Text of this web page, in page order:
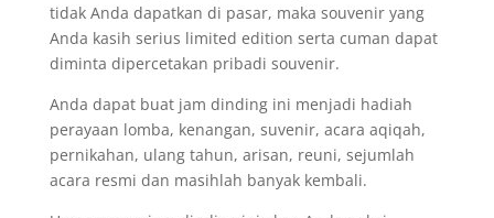
tidak Anda dapatkan di pasar, maka souvenir yang
Anda kasih serius limited edition serta cuman dapat
diminta dipercetakan pribadi souvenir.
Anda dapat buat jam dinding ini menjadi hadiah
perayaan lomba, kenangan, suvenir, acara aqiqah,
pernikahan, ulang tahun, arisan, reuni, sejumlah
acara resmi dan masihlah banyak kembali.